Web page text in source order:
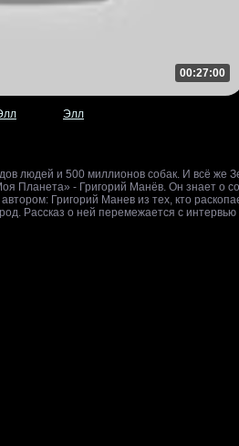
00:27:00
Элл
людей и 500 миллионов собак. И всё же
Планета» - Григорий Манёв. Он знает о
Григорий Манев из тех, кто
Рассказ о ней перемежается с